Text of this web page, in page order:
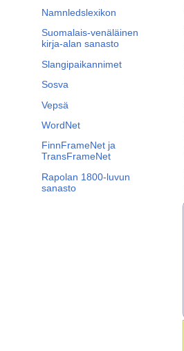
Namnledslexikon
Suomalais-venäläinen
kirja-alan sanasto
Slangipaikannimet
Sosva
Vepsä
WordNet
FinnFrameNet ja
TransFrameNet
Rapolan 1800-luvun
sanasto